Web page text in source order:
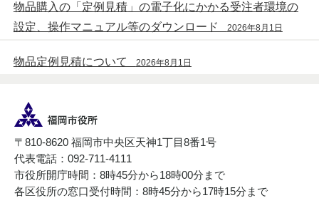
物品購入の「定例見積」の電子化にかかる受注者環境の
設定、操作マニュアル等のダウンロード
2026年8月1日
物品定例見積について 2026年8月1日
〒810-8620 福岡市中央区天神1丁目8番1号
代表電話：092-711-4111
市役所開庁時間：8時45分から18時00分まで
各区役所の窓口受付時間：8時45分から17時15分まで